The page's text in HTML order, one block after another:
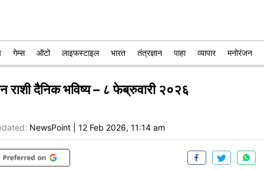
गेम्स ऑटो लाइफस्टाइल भारत तंत्रज्ञान पाहा व्यापार मनोरंजन
राशी दैनिक भविष्य – ८ फेब्रुवारी २०२६
NewsPoint 12 Feb 2026, 11:14 am